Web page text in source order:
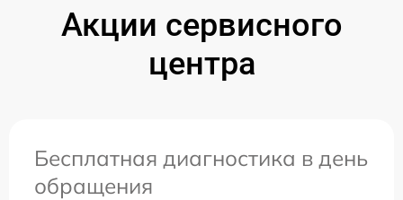
Акции сервисного
центра
Бесплатная диагностика в день
обращения